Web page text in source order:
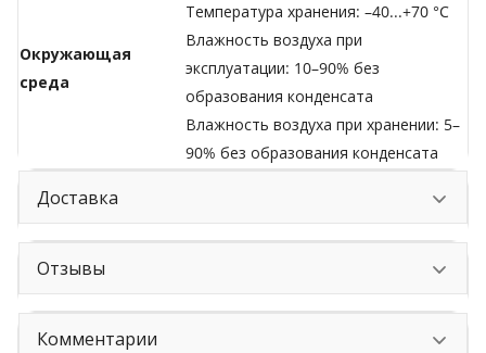
Окружающая
среда
Температура хранения: –40...+70 °C
Влажность воздуха при
эксплуатации: 10–90% без
образования конденсата
Влажность воздуха при хранении: 5–
90% без образования конденсата
Доставка
Отзывы
Комментарии